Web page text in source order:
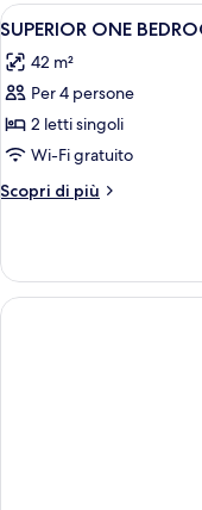
Apri
tutte
le
foto
per
SUPERIOR
ONE
BEDROOM
7
SUPERIOR ONE
42 m²
Per 4 persone
2 letti singoli
Wi-Fi gratuito
Scopri di più
Altri
ONE
BEDROOM
APARTMENT